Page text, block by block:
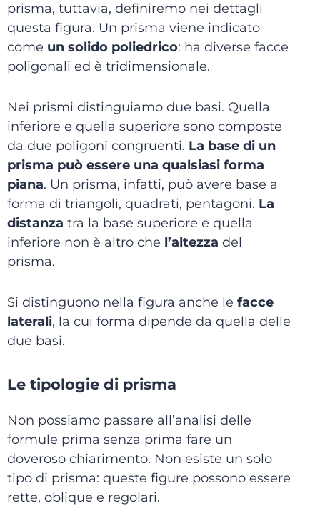
prisma, tuttavia, definiremo nei dettagli
questa figura. Un prisma viene indicato
come un solido poliedrico: ha diverse facce
poligonali ed è tridimensionale.
Nei prismi distinguiamo due basi. Quella
inferiore e quella superiore sono composte
da due poligoni congruenti. La base di un
prisma può essere una qualsiasi forma
piana. Un prisma, infatti, può avere base a
forma di triangoli, quadrati, pentagoni. La
distanza tra la base superiore e quella
inferiore non è altro che l’altezza del
prisma.
Si distinguono nella figura anche le facce
laterali, la cui forma dipende da quella delle
due basi.
Le tipologie di prisma
Non possiamo passare all’analisi delle
formule prima senza prima fare un
doveroso chiarimento. Non esiste un solo
tipo di prisma: queste figure possono essere
rette, oblique e regolari.